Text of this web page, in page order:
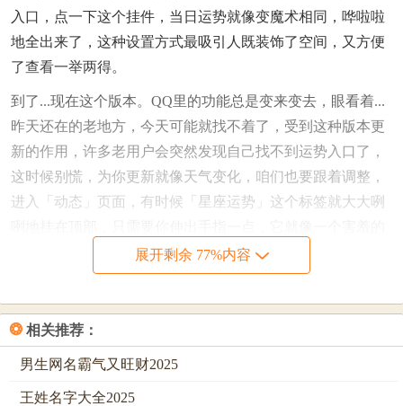
入口，点一下这个挂件，当日运势就像变魔术相同，哗啦啦
地全出来了，这种设置方式最吸引人既装饰了空间，又方便
了查看一举两得。
到了...现在这个版本。QQ里的功能总是变来变去，眼看着...
昨天还在的老地方，今天可能就找不着了，受到这种版本更
新的作用，许多老用户会突然发现自己找不到运势入口了，
这时候别慌，为你更新就像天气变化，咱们也要跟着调整，
进入「动态」页面，有时候「星座运势」这个标签就大大咧
孩子，有时候躲起来，有时候又自己跑出来，你要...及时抓
住它出现的时机，把它设置成常用功能。
就是...在「我的」页面里。也藏着线索，你往下拉，始终
拉，拉到底，这里汇集了各种个性化的服务与功能，像个热
闹的集市，在集市的一角，很可能会看到「星座运势」的图
标在向你招手，这就像是在自家后院挖出了宝藏，那种惊喜
展开剩余 77%内容
❂ 相关推荐：
男生网名霸气又旺财2025
王姓名字大全2025